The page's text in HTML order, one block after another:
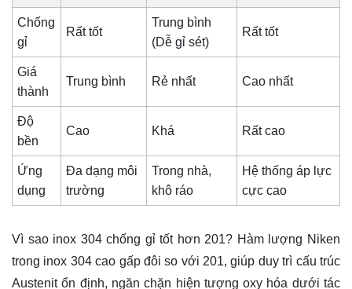
Chống
gỉ
Rất tốt
Trung bình
(Dễ gỉ sét)
Rất tốt
Giá
thành
Trung bình Rẻ nhất Cao nhất
Độ
bền
Cao Khá Rất cao
Ứng
dụng
Đa dạng môi
trường
Trong nhà,
khô ráo
Hệ thống áp lực
cực cao
Vì sao inox 304 chống gỉ tốt hơn 201? Hàm lượng Niken
trong inox 304 cao gấp đôi so với 201, giúp duy trì cấu trúc
Austenit ổn định, ngăn chặn hiện tượng oxy hóa dưới tác